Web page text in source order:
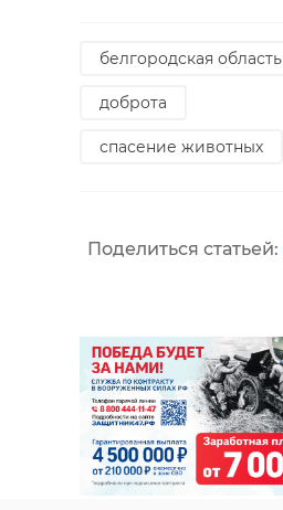
белгородская область
доброта
спасение животных
Поделиться статьей: